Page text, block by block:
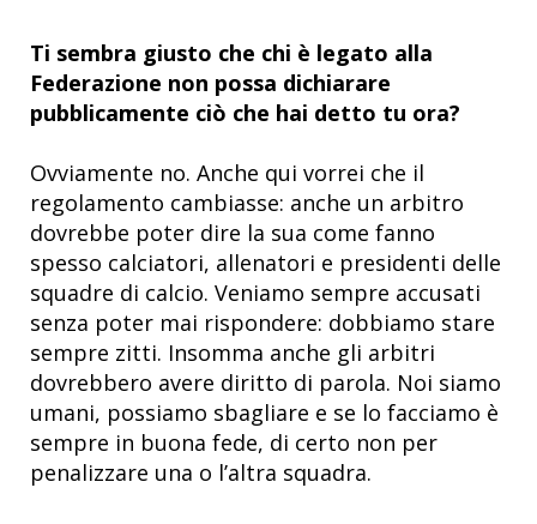
Ti sembra giusto che chi è legato alla
Federazione non possa dichiarare
pubblicamente ciò che hai detto tu ora?
Ovviamente no. Anche qui vorrei che il
regolamento cambiasse: anche un arbitro
dovrebbe poter dire la sua come fanno
spesso calciatori, allenatori e presidenti delle
squadre di calcio. Veniamo sempre accusati
senza poter mai rispondere: dobbiamo stare
sempre zitti. Insomma anche gli arbitri
dovrebbero avere diritto di parola. Noi siamo
umani, possiamo sbagliare e se lo facciamo è
sempre in buona fede, di certo non per
penalizzare una o l’altra squadra.